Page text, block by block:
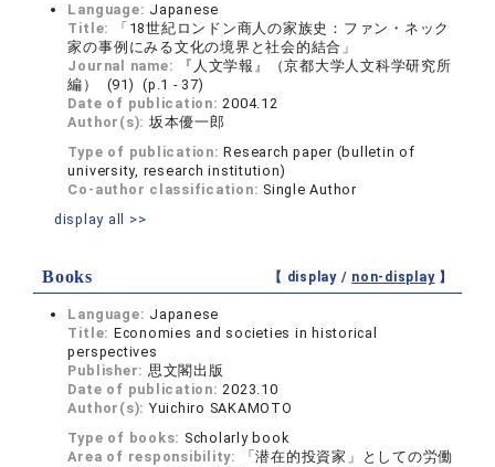
Language: Japanese
Title:
「18世紀ロンドン商人の家族史：ファン・ネック
家の事例にみる文化の境界と社会的結合」
Journal name:
『人文学報』（京都大学人文科学研究所
編） (91) (p.1 - 37)
Date of publication:2004.12
Author(s): 坂本優一郎
Type of publication:Research paper (bulletin of
university, research institution)
Co-author classification: Single Author
display all >>
Books 【 display / non-display】
Language: Japanese
Title: Economies and societies in historical
perspectives
Publisher: 思文閣出版
Date of publication:2023.10
Author(s): Yuichiro SAKAMOTO
Type of books: Scholarly book
Area of responsibility:
「潜在的投資家」としての労働